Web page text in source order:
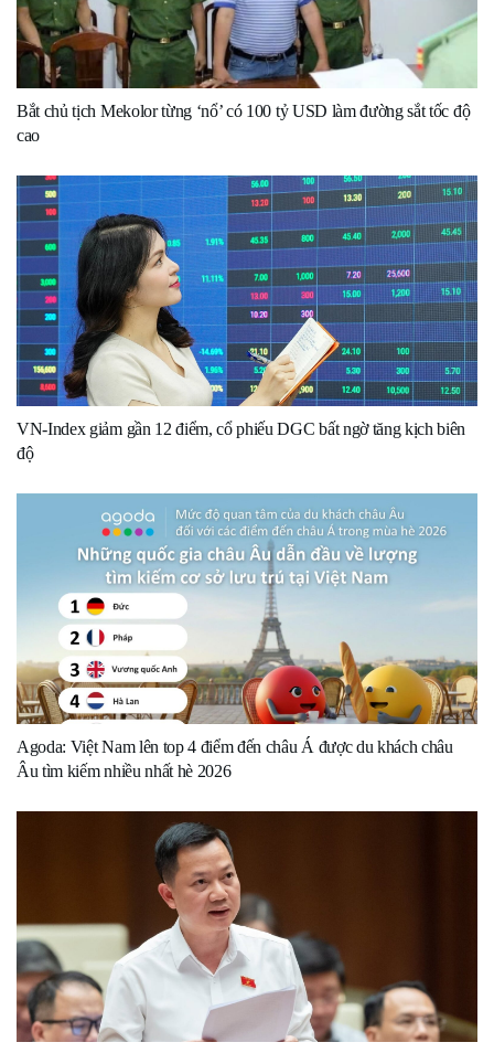
Bắt chủ tịch Mekolor từng ‘nổ’ có 100 tỷ USD làm đường sắt tốc độ
cao
VN-Index giảm gần 12 điểm, cổ phiếu DGC bất ngờ tăng kịch biên
độ
Agoda: Việt Nam lên top 4 điểm đến châu Á được du khách châu
Âu tìm kiếm nhiều nhất hè 2026